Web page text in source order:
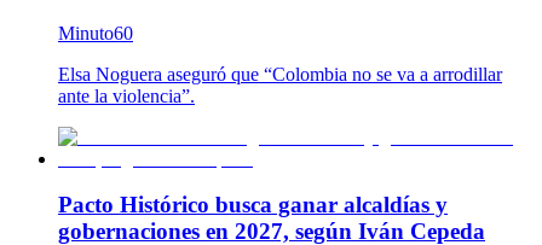
Minuto60
Elsa Noguera aseguró que “Colombia no se va a arrodillar
ante la violencia”.
Pacto Histórico busca ganar alcaldías y
gobernaciones en 2027, según Iván Cepeda